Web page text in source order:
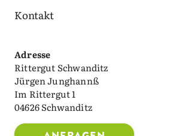
Kontakt
Adresse
Rittergut Schwanditz
Jürgen Junghannß
Im Rittergut 1
04626 Schwanditz